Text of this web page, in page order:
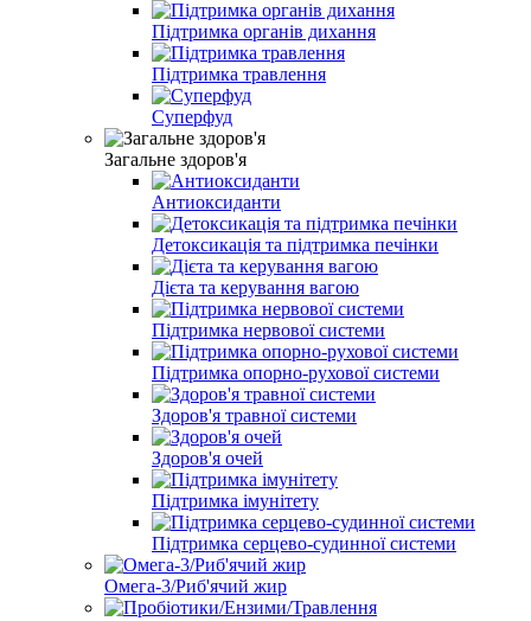
Підтримка органів дихання
Підтримка травлення
Суперфуд
Загальне здоров'я
Антиоксиданти
Детоксикація та підтримка печінки
Дієта та керування вагою
Підтримка нервової системи
Підтримка опорно-рухової системи
Здоров'я травної системи
Здоров'я очей
Підтримка імунітету
Підтримка серцево-судинної системи
Омега-3/Риб'ячий жир